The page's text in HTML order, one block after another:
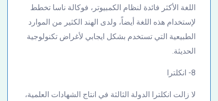
اللغة الأكثر فائدة لنظام الكمبيوتر، فوكالة ناسا تخطط
لإستخدام هذه اللغة أيضاً، ولدى الهند الكثير من الموارد
الطبيعية التي تستخدم بشكل ايجابي لأغراض تكنولوجية
الحديثة.
8- انكلترا
لا زالت انكلترا الدولة الثالثة في انتاج الشهادات العلمية،